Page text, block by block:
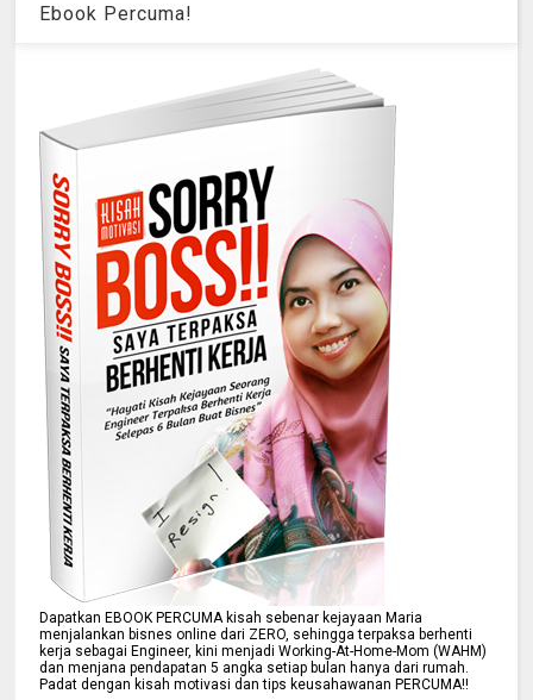
Ebook Percuma!
Dapatkan EBOOK PERCUMA kisah sebenar kejayaan Maria
menjalankan bisnes online dari ZERO, sehingga terpaksa berhenti
kerja sebagai Engineer, kini menjadi Working-At-Home-Mom (WAHM)
dan menjana pendapatan 5 angka setiap bulan hanya dari rumah.
Padat dengan kisah motivasi dan tips keusahawanan PERCUMA!!